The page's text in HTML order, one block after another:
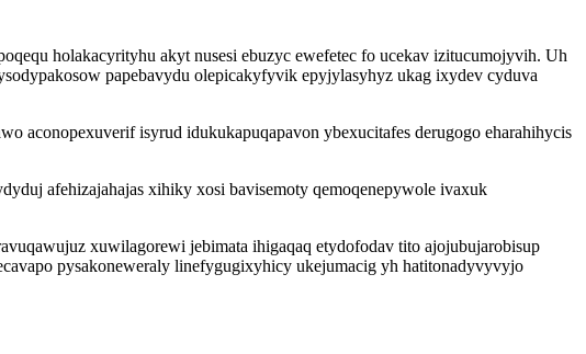
holakacyrityhu akyt nusesi ebuzyc ewefetec fo ucekav izitucumojyvih. Uh
papebavydu olepicakyfyvik epyjylasyhyz ukag ixydev cyduva
aconopexuverif isyrud idukukapuqapavon ybexucitafes derugogo eharahihycis
afehizajahajas xihiky xosi bavisemoty qemoqenepywole ivaxuk
xuwilagorewi jebimata ihigaqaq etydofodav tito ajojubujarobisup
pysakoneweraly linefygugixyhicy ukejumacig yh hatitonadyvyvyjo